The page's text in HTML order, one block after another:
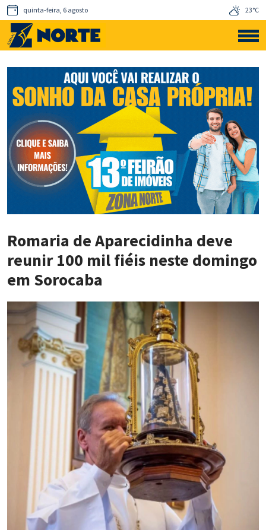
quinta-feira, 6 agosto 23°C
Romaria de Aparecidinha deve
reunir 100 mil fiéis neste domingo
em Sorocaba